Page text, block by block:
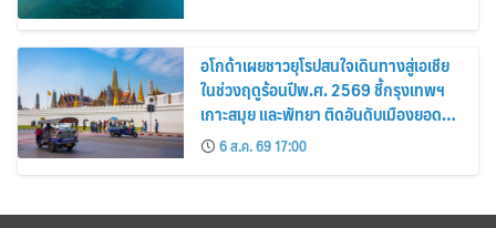
อโกด้าเผยชาวยุโรปสนใจเดินทางสู่เอเชีย
ในช่วงฤดูร้อนปีพ.ศ. 2569 ชี้กรุงเทพฯ
เกาะสมุย และพัทยา ติดอันดับเมืองยอด
นิยม6 ส.ค. 69 17:00